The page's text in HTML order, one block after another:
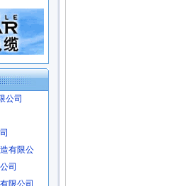
司
公司
有限公
司
限公司